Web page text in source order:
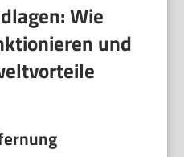
Wie
und